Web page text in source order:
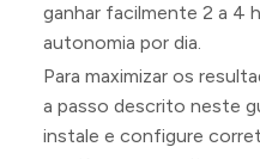
ganhar facilmente 2 a 4
autonomia por dia.
Para maximizar os
a passo descrito neste
instale e configure